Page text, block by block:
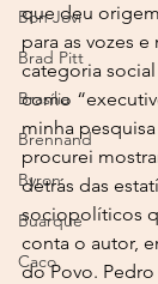
Bon Jovi
Brad Pitt
Brasília
Brennand
Byron
Buarque
Caco
que deu
para as vozes
categoria
como
minha
procurei
detrás das
sociopolíticos
conta o autor,
do Povo.